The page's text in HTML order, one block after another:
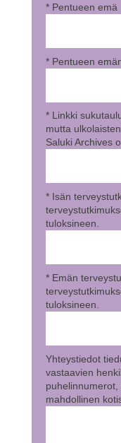
* Pentueen emä
* Pentueen
* Linkki
mutta
Saluki Archives
* Isän
tuloksineen.
* Emän
tuloksineen.
Yhteystiedot
vastaavien
mahdollinen